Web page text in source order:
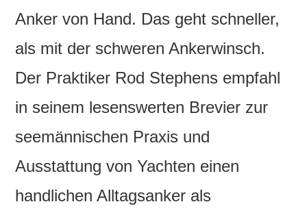
Anker von Hand. Das geht schneller,
als mit der schweren Ankerwinsch.
Der Praktiker Rod Stephens empfahl
in seinem lesenswerten Brevier zur
seemännischen Praxis und
Ausstattung von Yachten einen
handlichen Alltagsanker als